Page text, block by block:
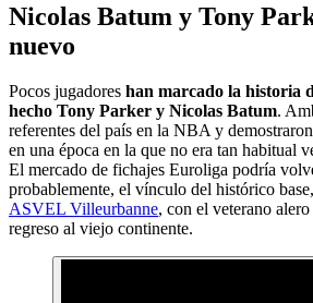
Nicolas Batum y Tony
nuevo
Pocos jugadores han marcado la historia
hecho Tony Parker y Nicolas Batum.
referentes del país en la NBA y
en una época en la que no era tan habitual
El mercado de fichajes Euroliga podría
probablemente, el vínculo del histórico base,
ASVEL Villeurbanne, con el veterano
regreso al viejo continente.